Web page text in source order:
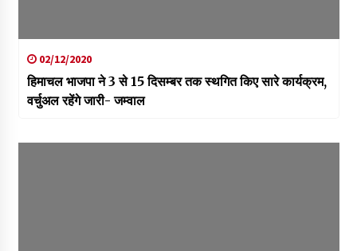
02/12/2020
हिमाचल भाजपा ने 3 से 15 दिसम्बर तक स्थगित किए सारे कार्यक्रम,
वर्चुअल रहेंगे जारी- जम्वाल